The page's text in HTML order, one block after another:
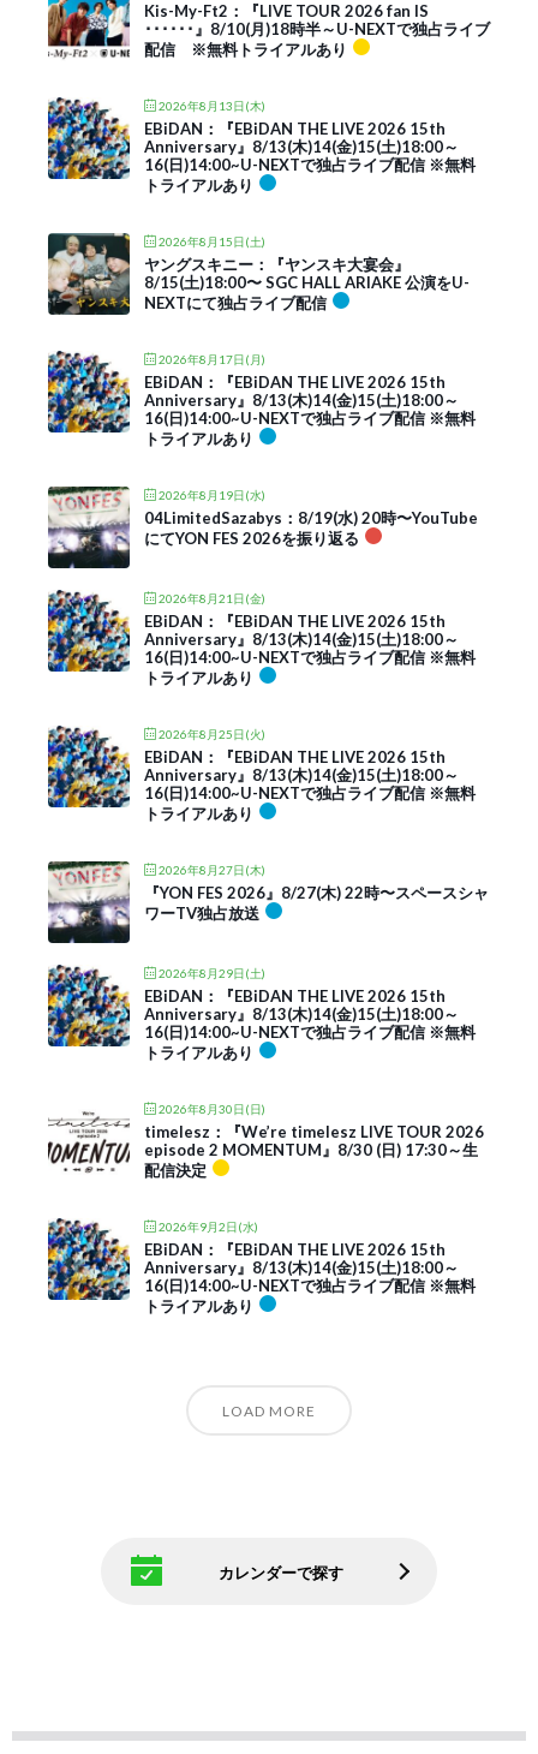
Kis-My-Ft2：『LIVE TOUR 2026 fan IS
･･････』8/10(月)18時半～U-NEXTで独占ライブ
配信 ※無料トライアルあり
2026年8月13日(木)
EBiDAN：『EBiDAN THE LIVE 2026 15th
Anniversary』8/13(木)14(金)15(土)18:00～
16(日)14:00~U-NEXTで独占ライブ配信 ※無料
トライアルあり
2026年8月15日(土)
ヤングスキニー：『ヤンスキ大宴会』
8/15(土)18:00〜 SGC HALL ARIAKE 公演をU-
NEXTにて独占ライブ配信
2026年8月17日(月)
EBiDAN：『EBiDAN THE LIVE 2026 15th
Anniversary』8/13(木)14(金)15(土)18:00～
16(日)14:00~U-NEXTで独占ライブ配信 ※無料
トライアルあり
2026年8月19日(水)
04LimitedSazabys：8/19(水) 20時〜YouTube
にてYON FES 2026を振り返る
2026年8月21日(金)
EBiDAN：『EBiDAN THE LIVE 2026 15th
Anniversary』8/13(木)14(金)15(土)18:00～
16(日)14:00~U-NEXTで独占ライブ配信 ※無料
トライアルあり
2026年8月25日(火)
EBiDAN：『EBiDAN THE LIVE 2026 15th
Anniversary』8/13(木)14(金)15(土)18:00～
16(日)14:00~U-NEXTで独占ライブ配信 ※無料
トライアルあり
2026年8月27日(木)
『YON FES 2026』8/27(木) 22時〜スペースシャ
ワーTV独占放送
2026年8月29日(土)
EBiDAN：『EBiDAN THE LIVE 2026 15th
Anniversary』8/13(木)14(金)15(土)18:00～
16(日)14:00~U-NEXTで独占ライブ配信 ※無料
トライアルあり
2026年8月30日(日)
timelesz：『We’re timelesz LIVE TOUR 2026
episode 2 MOMENTUM』8/30 (日) 17:30～生
配信決定
2026年9月2日(水)
EBiDAN：『EBiDAN THE LIVE 2026 15th
Anniversary』8/13(木)14(金)15(土)18:00～
16(日)14:00~U-NEXTで独占ライブ配信 ※無料
トライアルあり
LOAD MORE
カレンダーで探す